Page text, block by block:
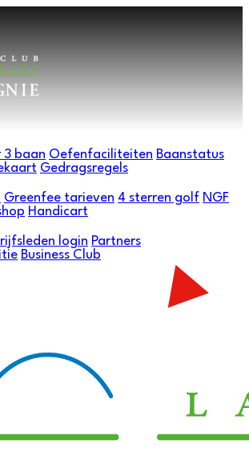
3 baan Oefenfaciliteiten Baanstatus
Gedragsregels
Greenfee tarieven 4 sterren golf NGF
Handicart
login Partners
Business Club